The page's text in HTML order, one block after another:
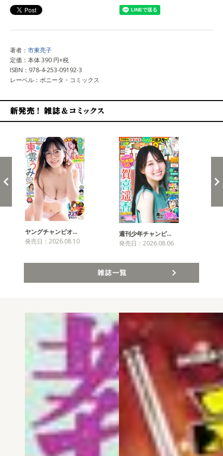
著者： 市東亮子
定価：本体 390 円+税
ISBN：978-4-253-09192-3
レーベル：ボニータ・コミックス
ヤングチャンピオ…
発売日：2026.08.10
週刊少年チャンピ…
発売日：2026.08.06